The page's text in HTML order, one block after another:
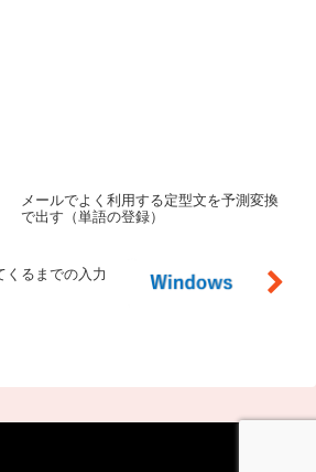
メールでよく利用する定型文を予測変換
で出す（単語の登録）
くるまでの入力